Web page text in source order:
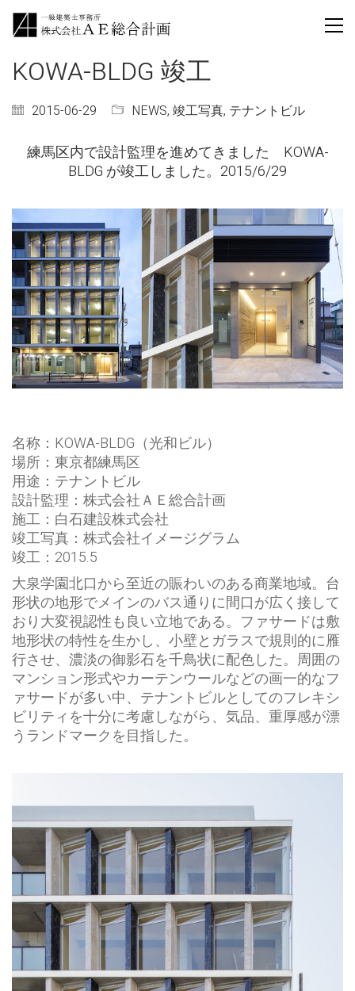
KOWA-BLDG 竣工
2015-06-29 NEWS, 竣工写真, テナントビル
練馬区内で設計監理を進めてきました KOWA-
BLDG が竣工しました。2015/6/29
名称：KOWA-BLDG（光和ビル）
場所：東京都練馬区
用途：テナントビル
設計監理：株式会社ＡＥ総合計画
施工：白石建設株式会社
竣工写真：株式会社イメージグラム
竣工：2015.5
大泉学園北口から至近の賑わいのある商業地域。台
形状の地形でメインのバス通りに間口が広く接して
おり大変視認性も良い立地である。ファサードは敷
地形状の特性を生かし、小壁とガラスで規則的に雁
行させ、濃淡の御影石を千鳥状に配色した。周囲の
マンション形式やカーテンウールなどの画一的なフ
ァサードが多い中、テナントビルとしてのフレキシ
ビリティを十分に考慮しながら、気品、重厚感が漂
うランドマークを目指した。